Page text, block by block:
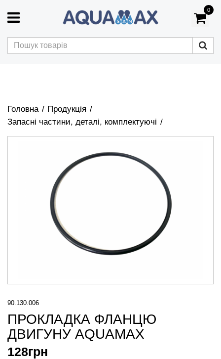
0
Головна
Продукція
Запасні частини, деталі, комплектуючі
90.130.006
ПРОКЛАДКА ФЛАНЦЮ
ДВИГУНУ AQUAMAX
128грн